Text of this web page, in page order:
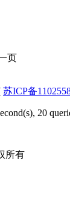
页
苏ICP备
20
所有